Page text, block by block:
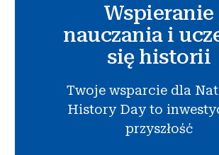
Wspieranie
nauczania i
się historii
Twoje wsparcie dla
History Day to
przyszłość